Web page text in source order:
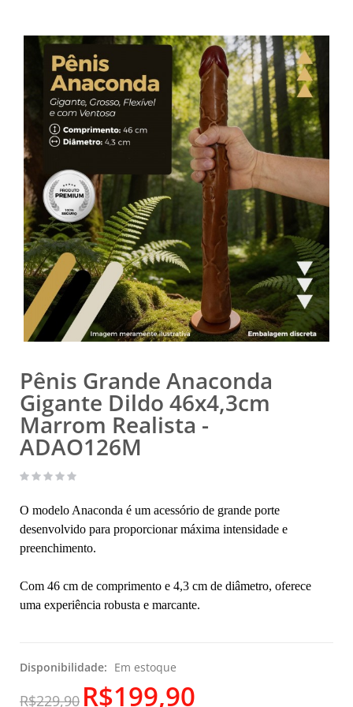
Pênis Grande Anaconda
Gigante Dildo 46x4,3cm
Marrom Realista -
ADAO126M
O modelo Anaconda é um acessório de grande porte
desenvolvido para proporcionar máxima intensidade e
preenchimento.
Com 46 cm de comprimento e 4,3 cm de diâmetro, oferece
uma experiência robusta e marcante.
Disponibilidade: Em estoque
R$229,90 R$199,90